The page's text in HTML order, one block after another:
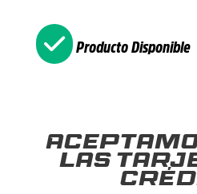
Producto Disponible
las